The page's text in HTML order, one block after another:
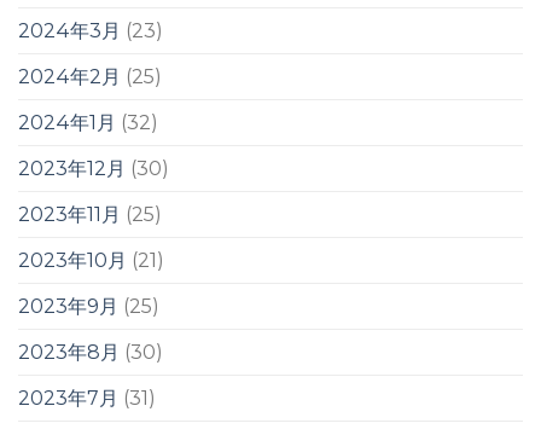
2024年3月 (23)
2024年2月 (25)
2024年1月 (32)
2023年12月 (30)
2023年11月 (25)
2023年10月 (21)
2023年9月 (25)
2023年8月 (30)
2023年7月 (31)